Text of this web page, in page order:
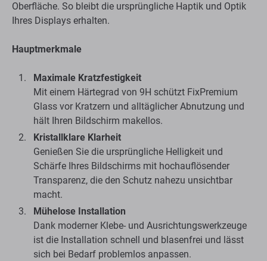
Oberfläche. So bleibt die ursprüngliche Haptik und Optik
Ihres Displays erhalten.
Hauptmerkmale
Maximale Kratzfestigkeit
Mit einem Härtegrad von 9H schützt FixPremium
Glass vor Kratzern und alltäglicher Abnutzung und
hält Ihren Bildschirm makellos.
Kristallklare Klarheit
Genießen Sie die ursprüngliche Helligkeit und
Schärfe Ihres Bildschirms mit hochauflösender
Transparenz, die den Schutz nahezu unsichtbar
macht.
Mühelose Installation
Dank moderner Klebe- und Ausrichtungswerkzeuge
ist die Installation schnell und blasenfrei und lässt
sich bei Bedarf problemlos anpassen.